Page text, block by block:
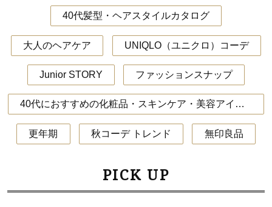
40代髪型・ヘアスタイルカタログ
大人のヘアケア UNIQLO（ユニクロ）コーデ
Junior STORY ファッションスナップ
40代におすすめの化粧品・スキンケア・美容アイテム
更年期 秋コーデ トレンド 無印良品
PICK UP